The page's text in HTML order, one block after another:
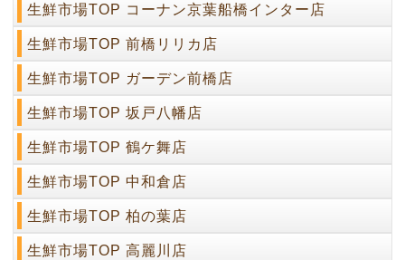
生鮮市場TOP コーナン京葉船橋インター店
生鮮市場TOP 前橋リリカ店
生鮮市場TOP ガーデン前橋店
生鮮市場TOP 坂戸八幡店
生鮮市場TOP 鶴ケ舞店
生鮮市場TOP 中和倉店
生鮮市場TOP 柏の葉店
生鮮市場TOP 高麗川店